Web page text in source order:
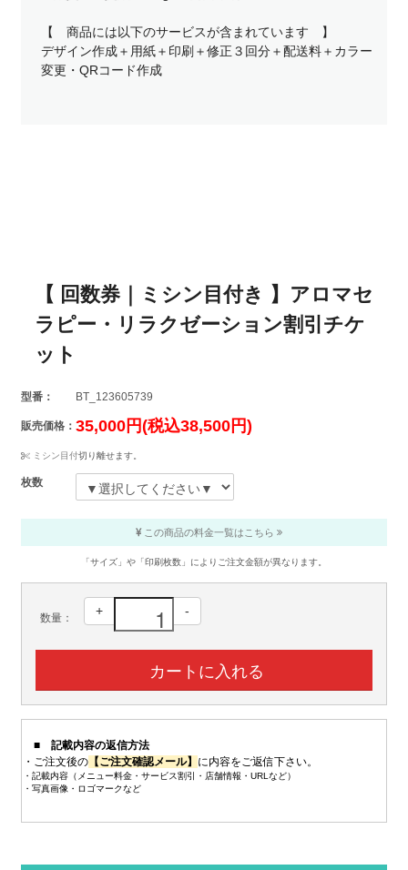
【 商品には以下のサービスが含まれています 】
デザイン作成＋用紙＋印刷＋修正３回分＋配送料＋カラー
変更・QRコード作成
【 回数券｜ミシン目付き 】アロマセ
ラピー・リラクゼーション割引チケ
ット
型番： BT_123605739
販売価格： 35,000円(税込38,500円)
ミシン目付切り離せます。
枚数
この商品の料金一覧はこちら
「サイズ」や「印刷枚数」によりご注文金額が異なります。
数量：
+ -
■ 記載内容の返信方法
・ご注文後の【ご注文確認メール】 に内容をご返信下さい。
・記載内容（メニュー料金・サービス割引・店舗情報・URLなど）
・写真画像・ロゴマークなど